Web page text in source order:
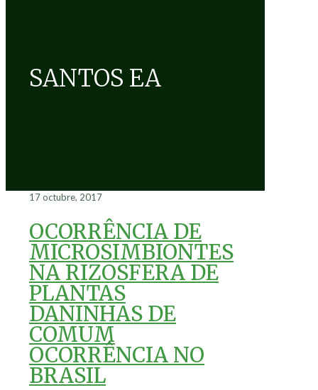
SANTOS EA
17 octubre, 2017
OCORRÊNCIA DE
MICROSIMBIONTES
NA RIZOSFERA DE
PLANTAS
DANINHAS DE
COMUM
OCORRÊNCIA NO
BRASIL